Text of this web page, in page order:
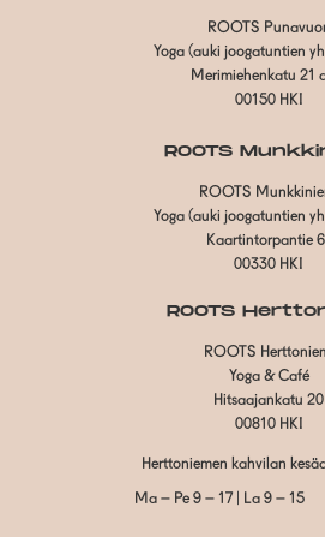
ROOTS
Yoga (auki joogatuntien
Merimiehenkatu 21
00150 HKI
ROOTS
ROOTS
Yoga (auki joogatuntien
Kaartintorpantie
00330 HKI
ROOTS
ROOTS
Yoga & Café
Hitsaajankatu 20
00810 HKI
Herttoniemen kahvilan
Ma – Pe 9 – 17 | La 9 – 15